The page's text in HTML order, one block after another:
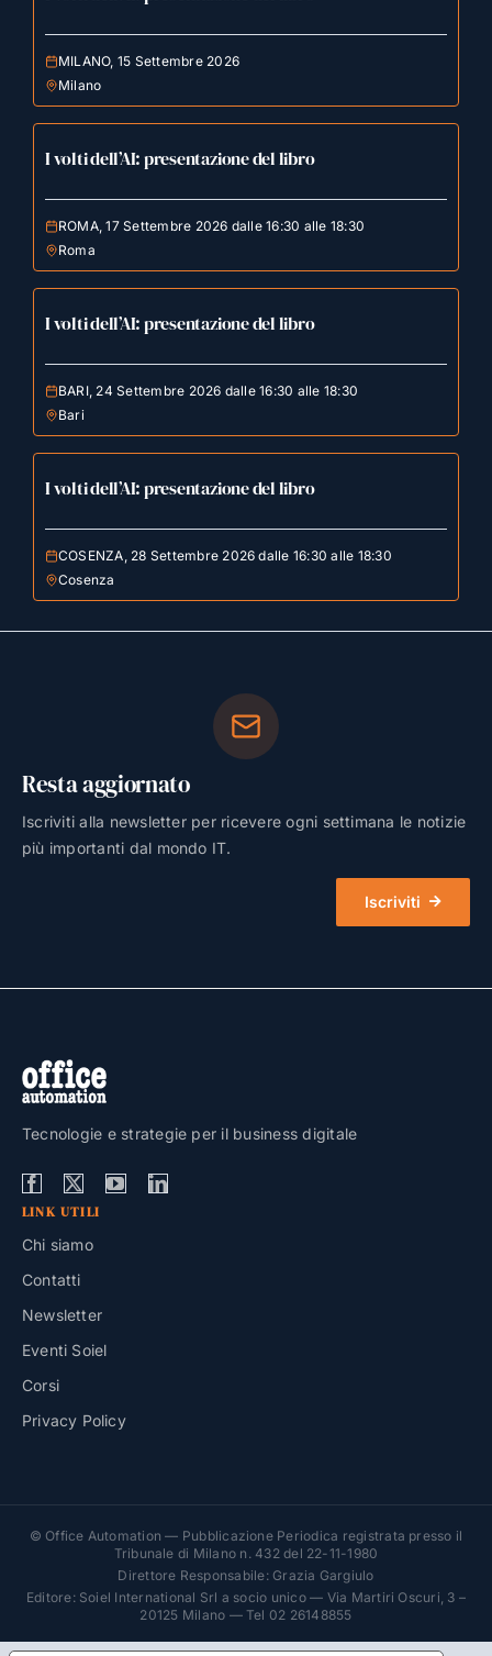
MILANO, 15 Settembre 2026
Milano
I volti dell’AI: presentazione del libro
ROMA, 17 Settembre 2026 dalle 16:30 alle 18:30
Roma
I volti dell’AI: presentazione del libro
BARI, 24 Settembre 2026 dalle 16:30 alle 18:30
Bari
I volti dell’AI: presentazione del libro
COSENZA, 28 Settembre 2026 dalle 16:30 alle 18:30
Cosenza
Resta aggiornato
Iscriviti alla newsletter per ricevere ogni settimana le notizie
più importanti dal mondo IT.
Iscriviti
Tecnologie e strategie per il business digitale
LINK UTILI
Chi siamo
Contatti
Newsletter
Eventi Soiel
Corsi
Privacy Policy
© Office Automation — Pubblicazione Periodica registrata presso il
Tribunale di Milano n. 432 del 22-11-1980
Direttore Responsabile: Grazia Gargiulo
Editore: Soiel International Srl a socio unico — Via Martiri Oscuri, 3 –
20125 Milano — Tel 02 26148855